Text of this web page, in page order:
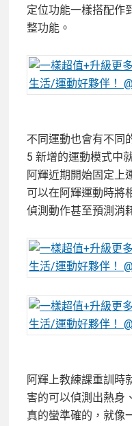
定位功能一樣搭配作
整功能。
不同運動也會有不同
5 新增的運動模式中
阿輝近期開始固定上
可以在阿輝運動時將
偵測動作甚至預測消
阿輝上教練課重訓時
害的可以偵測出熱身
真的蠻準確的，就像